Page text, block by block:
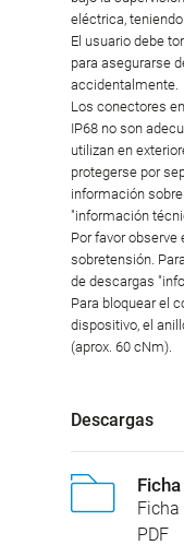
eléctrica,
El usuario debe
para asegurarse
accidentalmente.
Los conectores
IP68 no son
utilizan en
protegerse por
información
"información
Por favor
sobretensión.
de descargas
Para bloquear el
dispositivo, el
(aprox. 60 cNm).
Descargas
PDF